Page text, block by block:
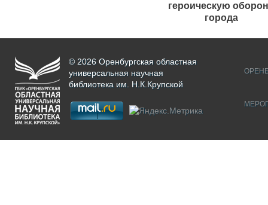
героическую
города
© 2026 Оренбургская областная
универсальная научная
библиотека им. Н.К.Крупской